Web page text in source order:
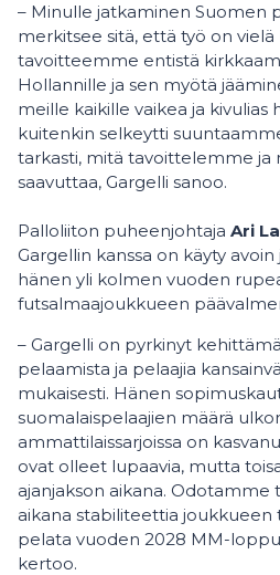
– Minulle jatkaminen Suomen
merkitsee sitä, että työ on vielä
tavoitteemme entistä
Hollannille ja sen myötä
meille kaikille vaikea ja kivulias
kuitenkin selkeytti
tarkasti, mitä tavoittelemme ja
saavuttaa, Gargelli sanoo.
Palloliiton puheenjohtaja Ari
Gargellin kanssa on käyty
hänen yli kolmen vuoden
futsalmaajoukkueen
– Gargelli on pyrkinyt
pelaamista ja pelaajia
mukaisesti. Hänen
suomalaispelaajien määrä
ammattilaissarjoissa on
ovat olleet lupaavia, mutta
ajanjakson aikana.
aikana stabiliteettia joukkueen
pelata vuoden 2028 MM-
kertoo.